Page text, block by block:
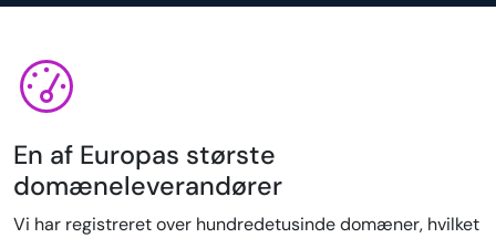
En af Europas største
domæneleverandører
Vi har registreret over hundredetusinde domæner, hvilket